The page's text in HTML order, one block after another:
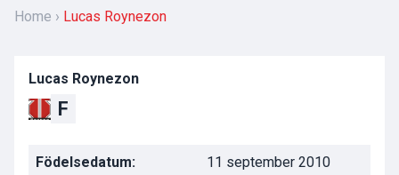
YouTube
Evenemang
Övrigt
Home Lucas Roynezon
Lucas Roynezon
F
Födelsedatum: 11 september 2010